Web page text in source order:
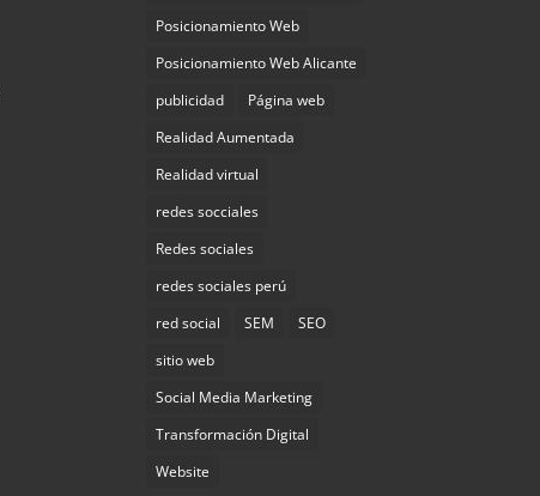
Posicionamiento Web
Posicionamiento Web Alicante
publicidad
Página web
Realidad Aumentada
Realidad virtual
redes socciales
Redes sociales
redes sociales perú
red social
SEM
SEO
sitio web
Social Media Marketing
Transformación Digital
Website